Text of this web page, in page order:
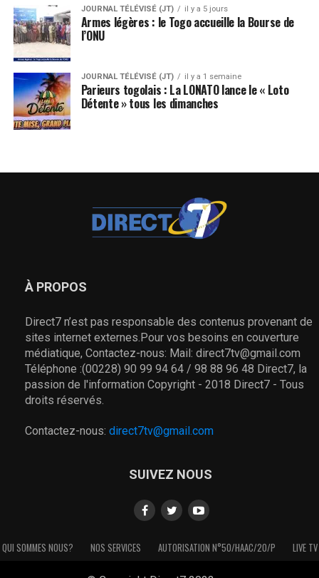
JOURNAL TÉLÉVISÉ (JT) il y a 5 jours
Armes légères : le Togo accueille la Bourse de
l’ONU
JOURNAL TÉLÉVISÉ (JT) il y a 1 semaine
Parieurs togolais : La LONATO lance le « Loto
Détente » tous les dimanches
À PROPOS
Direct7 n’est pas responsable des contenus provenant de
sites internet externes.Pour vos besoins en couverture
médiatique, Contactez-nous: Mail: direct7tv@gmail.com
Téléphone :(00228) 90 99 94 64 / 98 88 96 48 Direct7, la
passion de l'information Copyright - 2018 Direct7 - Tous
droits réservés.
Contactez-nous: direct7tv@gmail.com
SUIVEZ NOUS
QUI SOMMES NOUS? NOS SERVICES AUTORISATION N°50/HAAC/20/P LIVE TV